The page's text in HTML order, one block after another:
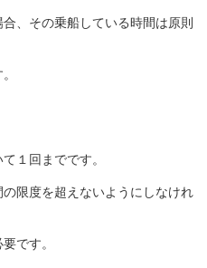
、その乗船している時間は原則
１回までです。
限度を超えないようにしなけれ
です。